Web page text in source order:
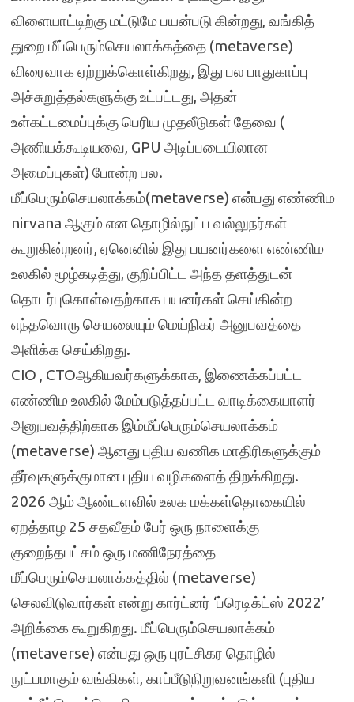
விளையாட்டிற்கு மட்டுமே பயன்படு கின்றது, வங்கித்
துறை மீப்பெரும்செயலாக்கத்தை (metaverse)
விரைவாக ஏற்றுக்கொள்கிறது, இது பல பாதுகாப்பு
அச்சுறுத்தல்களுக்கு உட்பட்டது, அதன்
உள்கட்டமைப்புக்கு பெரிய முதலீடுகள் தேவை (
அணியக்கூடியவை, GPU அடிப்படையிலான
அமைப்புகள்) போன்ற பல.
மீப்பெரும்செயலாக்கம்(metaverse) என்பது எண்ணிம
nirvana ஆகும் என தொழில்நுட்ப வல்லுநர்கள்
கூறுகின்றனர், ஏனெனில் இது பயனர்களை எண்ணிம
உலகில் மூழ்கடித்து, குறிப்பிட்ட அந்த தளத்துடன்
தொடர்புகொள்வதற்காக பயனர்கள் செய்கின்ற
எந்தவொரு செயலையும் மெய்நிகர் அனுபவத்தை
அளிக்க செய்கிறது.
CIO , CTOஆகியவர்களுக்காக, இணைக்கப்பட்ட
எண்ணிம உலகில் மேம்படுத்தப்பட்ட வாடிக்கையாளர்
அனுபவத்திற்காக இம்மீப்பெரும்செயலாக்கம்
(metaverse) ஆனது புதிய வணிக மாதிரிகளுக்கும்
தீர்வுகளுக்குமான புதிய வழிகளைத் திறக்கிறது.
2026 ஆம் ஆண்டளவில் உலக மக்கள்தொகையில்
ஏறத்தாழ 25 சதவீதம் பேர் ஒரு நாளைக்கு
குறைந்தபட்சம் ஒரு மணிநேரத்தை
மீப்பெரும்செயலாக்கத்தில் (metaverse)
செலவிடுவார்கள் என்று கார்ட்னர் ‘ப்ரெடிக்ட்ஸ் 2022’
அறிக்கை கூறுகிறது. மீப்பெரும்செயலாக்கம்
(metaverse) என்பது ஒரு புரட்சிகர தொழில்
நுட்பமாகும் வங்கிகள், காப்பீடுநிறுவனங்களி (புதிய